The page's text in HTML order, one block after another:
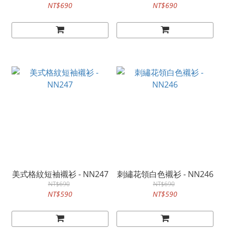
NT$690 NT$690
美式格紋短袖襯衫 - NN247
NT$690
NT$590
刺繡花領白色襯衫 - NN246
NT$690
NT$590